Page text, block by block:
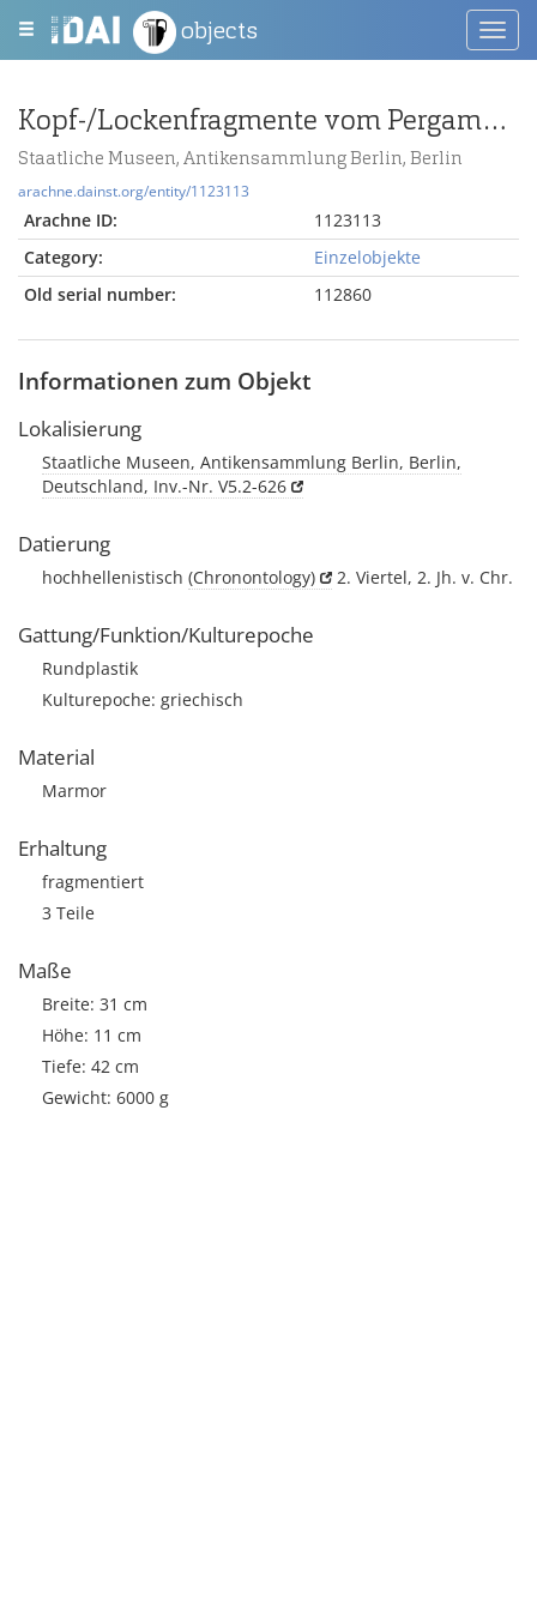
objects
Kopf-/Lockenfragmente vom Pergamonaltar (Rundplastik oder Relief); Berlin:Relief / Statue (?), Haare, Fragmente
Staatliche Museen, Antikensammlung Berlin, Berlin
arachne.dainst.org/entity/1123113
Arachne ID:
1123113
Category:
Einzelobjekte
Old serial number:
112860
Informationen zum Objekt
Lokalisierung
Staatliche Museen, Antikensammlung Berlin, Berlin,
Deutschland, Inv.-Nr. V5.2-626
Datierung
hochhellenistisch (Chronontology) 2. Viertel, 2. Jh. v. Chr.
Gattung/Funktion/Kulturepoche
Rundplastik
Kulturepoche: griechisch
Material
Marmor
Erhaltung
fragmentiert
3 Teile
Maße
Breite: 31 cm
Höhe: 11 cm
Tiefe: 42 cm
Gewicht: 6000 g